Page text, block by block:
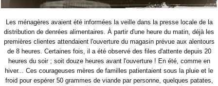
Les ménagères avaient été informées la veille dans la presse locale de la
distribution de denrées alimentaires. À partir d'une heure du matin, déjà les
premières clientes attendaient l'ouverture du magasin prévue aux alentours
de 8 heures. Certaines fois, il a été observé des files d'attente depuis 20
heures du soir ; soit douze heures avant l'ouverture ! En été, comme en
hiver... Ces courageuses mères de familles patientaient sous la pluie et le
froid pour espérer 50 grammes de viande par personne, quelques patates,